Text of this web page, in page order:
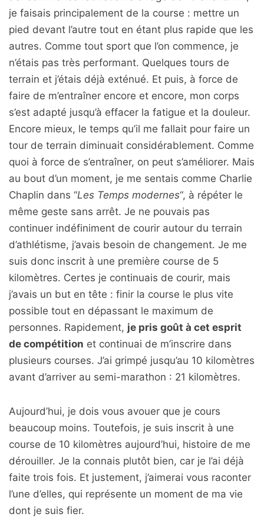
je faisais principalement de la course : mettre un
pied devant l’autre tout en étant plus rapide que les
autres. Comme tout sport que l’on commence, je
n’étais pas très performant. Quelques tours de
terrain et j’étais déjà exténué. Et puis, à force de
faire de m’entraîner encore et encore, mon corps
s’est adapté jusqu’à effacer la fatigue et la douleur.
Encore mieux, le temps qu’il me fallait pour faire un
tour de terrain diminuait considérablement. Comme
quoi à force de s’entraîner, on peut s’améliorer. Mais
au bout d’un moment, je me sentais comme Charlie
Chaplin dans “Les Temps modernes“, à répéter le
même geste sans arrêt. Je ne pouvais pas
continuer indéfiniment de courir autour du terrain
d’athlétisme, j’avais besoin de changement. Je me
suis donc inscrit à une première course de 5
kilomètres. Certes je continuais de courir, mais
j’avais un but en tête : finir la course le plus vite
possible tout en dépassant le maximum de
personnes. Rapidement, je pris goût à cet esprit
de compétition et continuai de m’inscrire dans
plusieurs courses. J’ai grimpé jusqu’au 10 kilomètres
avant d’arriver au semi-marathon : 21 kilomètres.
Aujourd’hui, je dois vous avouer que je cours
beaucoup moins. Toutefois, je suis inscrit à une
course de 10 kilomètres aujourd’hui, histoire de me
dérouiller. Je la connais plutôt bien, car je l’ai déjà
faite trois fois. Et justement, j’aimerai vous raconter
l’une d’elles, qui représente un moment de ma vie
dont je suis fier.